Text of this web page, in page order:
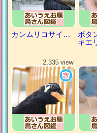
カンムリコサイチョウ
2,335 view